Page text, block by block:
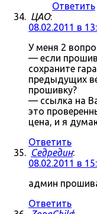
Ответить
ЦАО:
08.02.2011 в
У меня 2
— если
сохраните
предыдущих
прошивку?
— ссылка на
это
цена, и я
Ответить
Седредин:
08.02.2011 в
админ
Ответить